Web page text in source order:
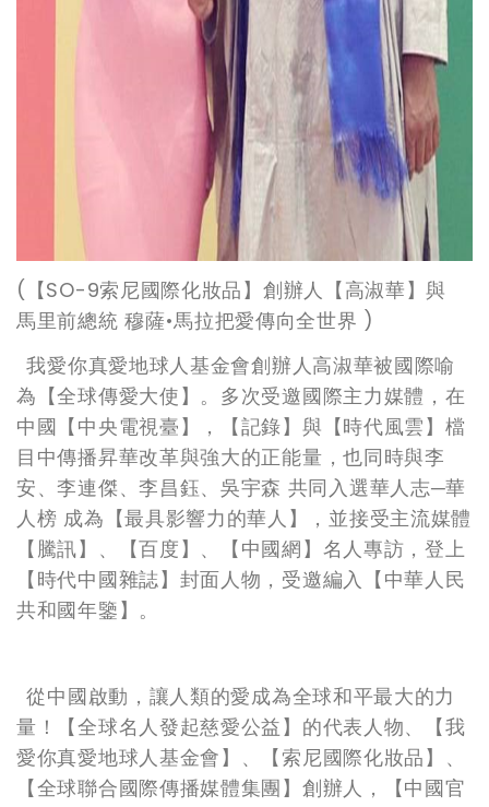
( 【SO-9索尼國際化妝品】創辦人【高淑華】與
馬里前總統 穆薩•馬拉把愛傳向全世界 )
我愛你真愛地球人基金會創辦人高淑華被國際喻
為【全球傳愛大使】。多次受邀國際主力媒體，在
中國【中央電視臺】，【記錄】與【時代風雲】檔
目中傳播昇華改革與強大的正能量，也同時與李
安、李連傑、李昌鈺、吳宇森 共同入選華人志─華
人榜 成為【最具影響力的華人】，並接受主流媒體
【騰訊】、【百度】、【中國網】名人專訪，登上
【時代中國雜誌】封面人物，受邀編入【中華人民
共和國年鑒】。
從中國啟動，讓人類的愛成為全球和平最大的力
量！【全球名人發起慈愛公益】的代表人物、【我
愛你真愛地球人基金會】、【索尼國際化妝品】、
【全球聯合國際傳播媒體集團】創辦人，【中國官